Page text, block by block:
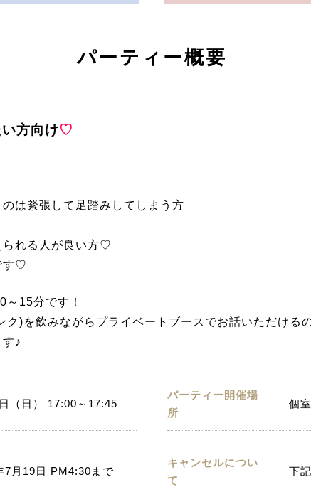
パーティー概要
方向け♡
は緊張して足踏みしてしまう方
られる人が良い方♡
す♡
15分です！
ク)を飲みながらプライベートブースでお話いただける
♪
（日） 17:00～17:45
パーティー開催場
所
個
7月19日 PM4:30まで
キャンセルについ
て
下